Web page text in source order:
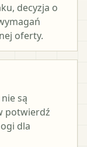
decyzja o
oferty.
są
potwierdź
dla